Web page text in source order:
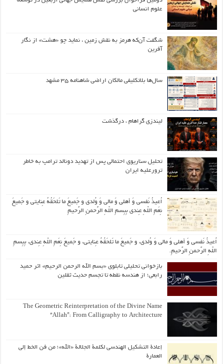
علوم انسانی
شگفت آن‌که هرمز به نقش زمین ، نماید چو «هشت» از نگار
آفرین
سال‌ها بلاتکلیفی مالکان اراضی شاهنامه ۳۵ مشهد
لیندزی گراهام ، درگذشت
تحلیل سناریوی احتمالی پس از تهدید دونالد ترامپ به خاطر
ترورعلیه ایران
اُعیذُ نَفسی وَ أهلی وَ مالی وَ وُلدی و جَمیعَ ما تَلحَقُهُ عِنایتی و جَمیعَ
نِعَمِ اللّهِ عِندی بِبِسمِ اللّهِ الرَّحمنِ الرَّحیمِ
اُعیذُ نَفسی وَ أهلی وَ مالی وَ وُلدی، و جَمیعَ ما تَلحَقُهُ عِنایتی، و جَمیعَ نِعَمِ اللّهِ عِندی، بِبِسمِ
اللّهِ الرَّحمنِ الرَّحیمِ.
بازخوانی تحلیلی تابلوی «بسم الله الرحمن الرحیم» اثر حمید
رابعی؛ از هندسه نقطه تا تجسم حدیث ثقلین
The Geometric Reinterpretation of the Divine Name
“Allah”: From Calligraphy to Architecture
إعادة التشكيل الهندسي لكلمة الجلالة «الله»؛ من فن الخط إلى
العمارة